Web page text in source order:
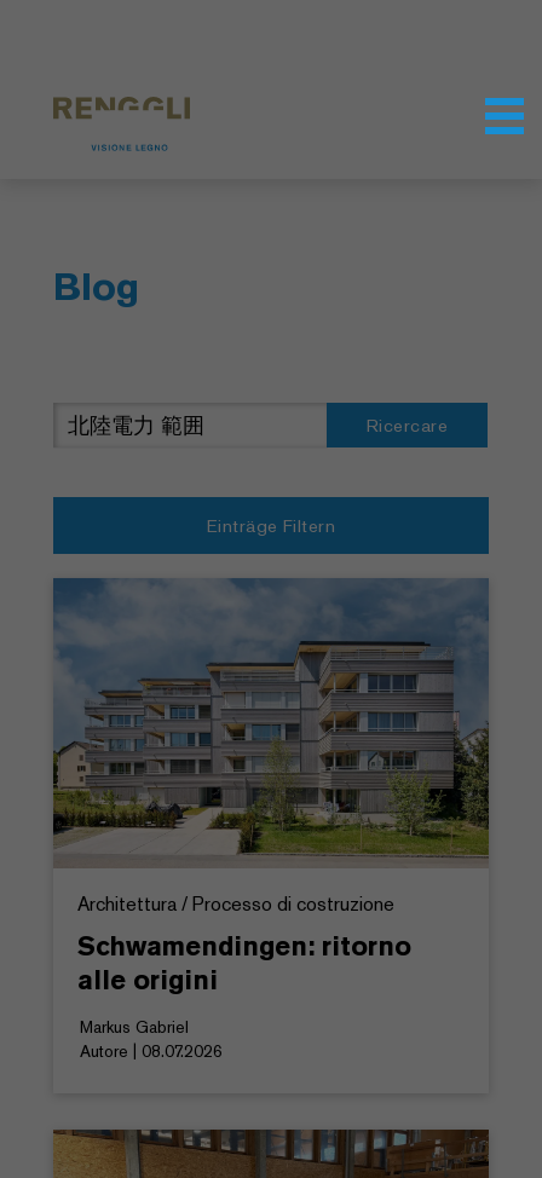
Blog
Ricercare
Einträge Filtern
Architettura / Processo di costruzione
Schwamendingen: ritorno
alle origini
Markus Gabriel
Autore | 08.07.2026